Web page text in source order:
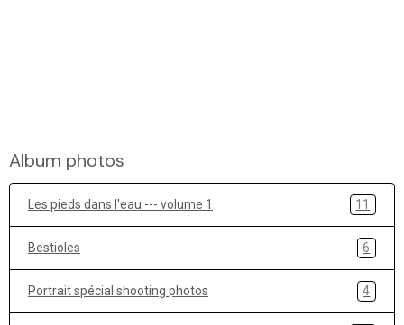
Album photos
Les pieds dans l'eau --- volume 1 11
Bestioles 6
Portrait spécial shooting photos 4